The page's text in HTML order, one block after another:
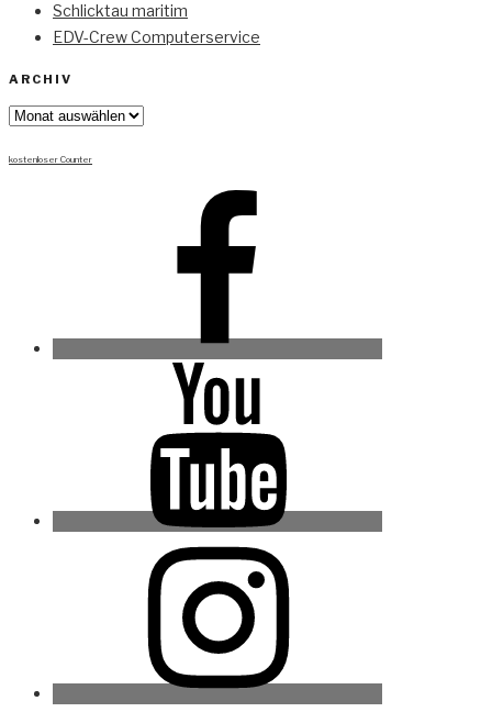
Schlicktau maritim
EDV-Crew Computerservice
ARCHIV
Archiv
kostenloser Counter